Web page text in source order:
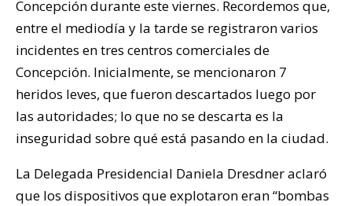
Concepción durante este viernes. Recordemos que,
entre el mediodía y la tarde se registraron varios
incidentes en tres centros comerciales de
Concepción. Inicialmente, se mencionaron 7
heridos leves, que fueron descartados luego por
las autoridades; lo que no se descarta es la
inseguridad sobre qué está pasando en la ciudad.
La Delegada Presidencial Daniela Dresdner aclaró
que los dispositivos que explotaron eran “bombas